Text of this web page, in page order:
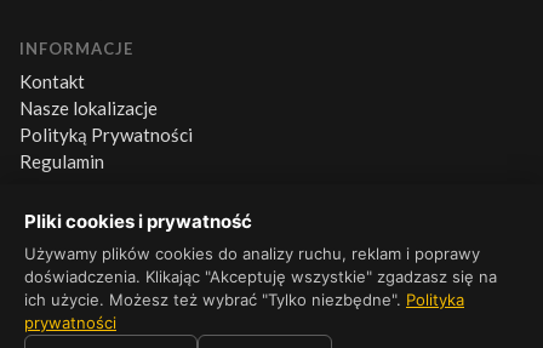
Pliki cookies i prywatność
Używamy plików cookies do analizy ruchu, reklam i poprawy
doświadczenia. Klikając "Akceptuję wszystkie" zgadzasz się na
ich użycie. Możesz też wybrać "Tylko niezbędne". Polityka
prywatności
INFORMACJE
Kontakt
Nasze lokalizacje
Polityką Prywatności
Regulamin
KONTAKT
+48 660 500 600
Pn–Pt 8:00–16:00